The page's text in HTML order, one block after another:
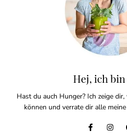
Hej, ich bin
Hast du auch Hunger? Ich zeige
können und verrate dir alle